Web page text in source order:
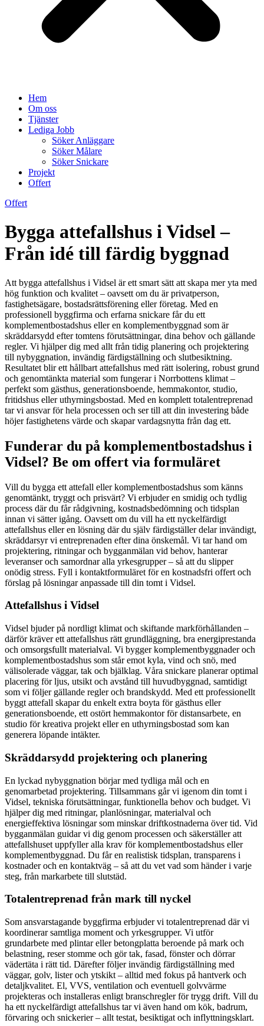
Hem
Om oss
Tjänster
Lediga Jobb
Söker Anläggare
Söker Målare
Söker Snickare
Projekt
Offert
Offert
Bygga attefallshus i Vidsel –
Från idé till färdig byggnad
Att bygga attefallshus i Vidsel är ett smart sätt att skapa mer yta med
hög funktion och kvalitet – oavsett om du är privatperson,
fastighetsägare, bostadsrättsförening eller företag. Med en
professionell byggfirma och erfarna snickare får du ett
komplementbostadshus eller en komplementbyggnad som är
skräddarsydd efter tomtens förutsättningar, dina behov och gällande
regler. Vi hjälper dig med allt från tidig planering och projektering
till nybyggnation, invändig färdigställning och slutbesiktning.
Resultatet blir ett hållbart attefallshus med rätt isolering, robust grund
och genomtänkta material som fungerar i Norrbottens klimat –
perfekt som gästhus, generationsboende, hemmakontor, studio,
fritidshus eller uthyrningsbostad. Med en komplett totalentreprenad
tar vi ansvar för hela processen och ser till att din investering både
höjer fastighetens värde och skapar vardagsnytta från dag ett.
Funderar du på komplementbostadshus i
Vidsel? Be om offert via formuläret
Vill du bygga ett attefall eller komplementbostadshus som känns
genomtänkt, tryggt och prisvärt? Vi erbjuder en smidig och tydlig
process där du får rådgivning, kostnadsbedömning och tidsplan
innan vi sätter igång. Oavsett om du vill ha ett nyckelfärdigt
attefallshus eller en lösning där du själv färdigställer delar invändigt,
skräddarsyr vi entreprenaden efter dina önskemål. Vi tar hand om
projektering, ritningar och bygganmälan vid behov, hanterar
leveranser och samordnar alla yrkesgrupper – så att du slipper
onödig stress. Fyll i kontaktformuläret för en kostnadsfri offert och
förslag på lösningar anpassade till din tomt i Vidsel.
Attefallshus i Vidsel
Vidsel bjuder på nordligt klimat och skiftande markförhållanden –
därför kräver ett attefallshus rätt grundläggning, bra energiprestanda
och omsorgsfullt materialval. Vi bygger komplementbyggnader och
komplementbostadshus som står emot kyla, vind och snö, med
välisolerade väggar, tak och bjälklag. Våra snickare planerar optimal
placering för ljus, utsikt och avstånd till huvudbyggnad, samtidigt
som vi följer gällande regler och brandskydd. Med ett professionellt
byggt attefall skapar du enkelt extra boyta för gästhus eller
generationsboende, ett ostört hemmakontor för distansarbete, en
studio för kreativa projekt eller en uthyrningsbostad som kan
generera löpande intäkter.
Skräddarsydd projektering och planering
En lyckad nybyggnation börjar med tydliga mål och en
genomarbetad projektering. Tillsammans går vi igenom din tomt i
Vidsel, tekniska förutsättningar, funktionella behov och budget. Vi
hjälper dig med ritningar, planlösningar, materialval och
energieffektiva lösningar som minskar driftkostnaderna över tid. Vid
bygganmälan guidar vi dig genom processen och säkerställer att
attefallshuset uppfyller alla krav för komplementbostadshus eller
komplementbyggnad. Du får en realistisk tidsplan, transparens i
kostnader och en kontaktväg – så att du vet vad som händer i varje
steg, från markarbete till slutstäd.
Totalentreprenad från mark till nyckel
Som ansvarstagande byggfirma erbjuder vi totalentreprenad där vi
koordinerar samtliga moment och yrkesgrupper. Vi utför
grundarbete med plintar eller betongplatta beroende på mark och
belastning, reser stomme och gör tak, fasad, fönster och dörrar
vädertäta i rätt tid. Därefter följer invändig färdigställning med
väggar, golv, lister och ytskikt – alltid med fokus på hantverk och
detaljkvalitet. El, VVS, ventilation och eventuell golvvärme
projekteras och installeras enligt branschregler för trygg drift. Vill du
ha ett nyckelfärdigt attefallshus tar vi även hand om kök, badrum,
förvaring och snickerier – allt testat, besiktigat och inflyttningsklart.